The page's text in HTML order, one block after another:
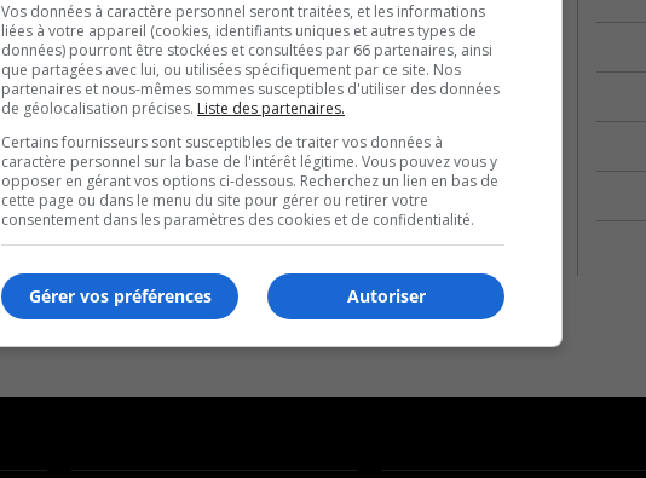
Vos données à caractère personnel seront traitées, et les informations
liées à votre appareil (cookies, identifiants uniques et autres types de
données) pourront être stockées et consultées par 66 partenaires, ainsi
que partagées avec lui, ou utilisées spécifiquement par ce site. Nos
partenaires et nous-mêmes sommes susceptibles d'utiliser des données
de géolocalisation précises. Liste des partenaires.
Certains fournisseurs sont susceptibles de traiter vos données à
caractère personnel sur la base de l'intérêt légitime. Vous pouvez vous y
opposer en gérant vos options ci-dessous. Recherchez un lien en bas de
cette page ou dans le menu du site pour gérer ou retirer votre
consentement dans les paramètres des cookies et de confidentialité.
Autoriser
Gérer vos préférences